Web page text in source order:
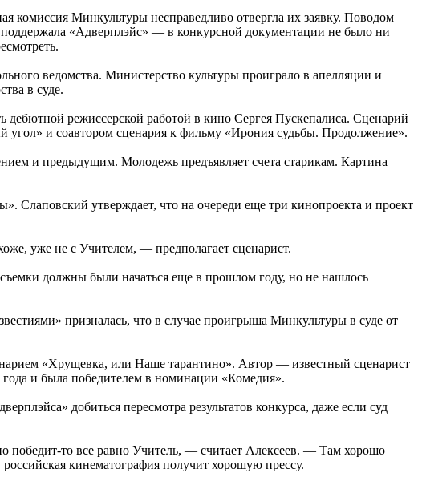
Минкультуры несправедливо отвергла их заявку. Поводом
«Адверплэйс» — в конкурсной документации не было ни
ведомства. Министерство культуры проиграло в апелляции и
в суде.
режиссерской работой в кино Сергея Пускепалиса. Сценарий
и соавтором сценария к фильму «Ирония судьбы. Продолжение».
и предыдущим. Молодежь предъявляет счета старикам. Картина
Слаповский утверждает, что на очереди еще три кинопроекта и проект
уже не с Учителем, — предполагает сценарист.
должны были начаться еще в прошлом году, но не нашлось
призналась, что в случае проигрыша Минкультуры в суде от
«Хрущевка, или Наше тарантино». Автор — известный сценарист
и была победителем в номинации «Комедия».
добиться пересмотра результатов конкурса, даже если суд
победит-то все равно Учитель, — считает Алексеев. — Там хорошо
кинематография получит хорошую прессу.